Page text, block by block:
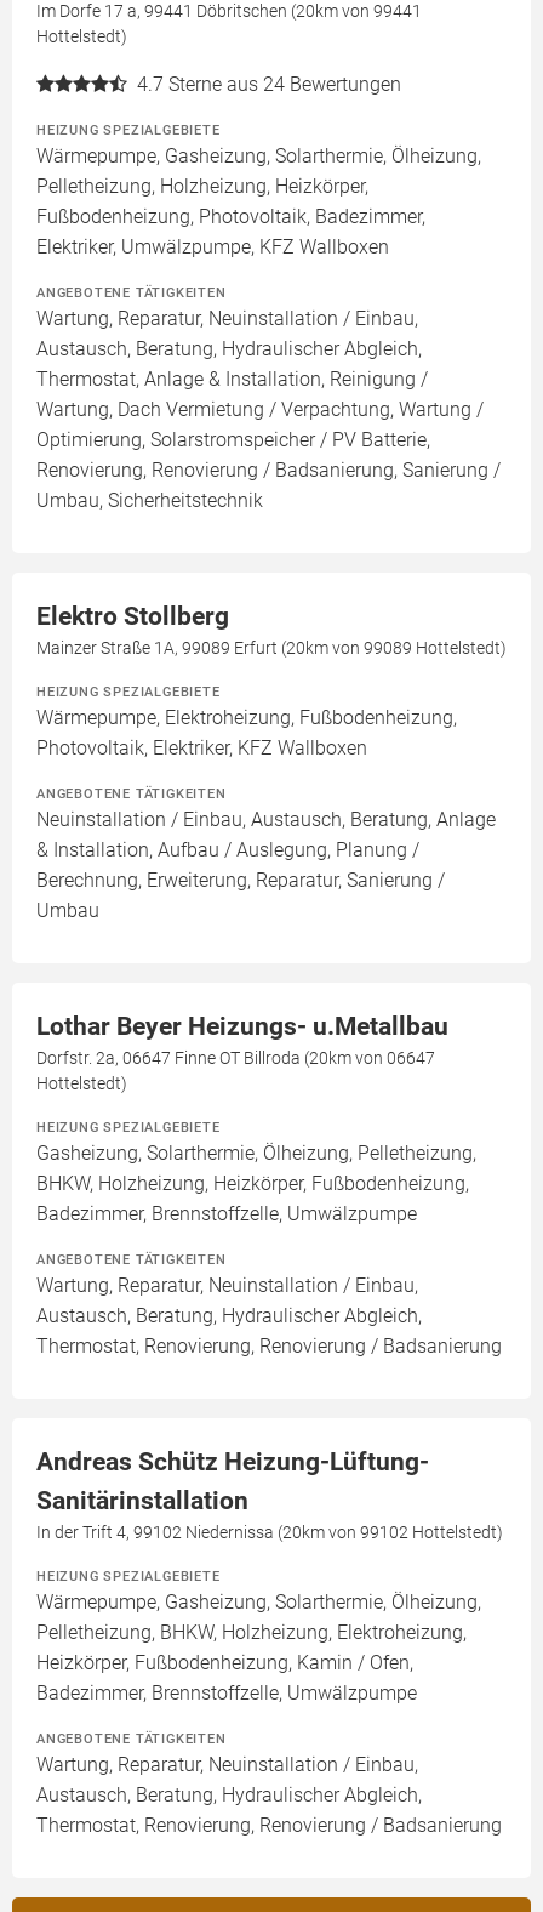
Im Dorfe 17 a, 99441 Döbritschen (20km von 99441
Hottelstedt)
4.7 Sterne aus 24 Bewertungen
HEIZUNG SPEZIALGEBIETE
Wärmepumpe, Gasheizung, Solarthermie, Ölheizung,
Pelletheizung, Holzheizung, Heizkörper,
Fußbodenheizung, Photovoltaik, Badezimmer,
Elektriker, Umwälzpumpe, KFZ Wallboxen
ANGEBOTENE TÄTIGKEITEN
Wartung, Reparatur, Neuinstallation / Einbau,
Austausch, Beratung, Hydraulischer Abgleich,
Thermostat, Anlage & Installation, Reinigung /
Wartung, Dach Vermietung / Verpachtung, Wartung /
Optimierung, Solarstromspeicher / PV Batterie,
Renovierung, Renovierung / Badsanierung, Sanierung /
Umbau, Sicherheitstechnik
Elektro Stollberg
Mainzer Straße 1A, 99089 Erfurt (20km von 99089 Hottelstedt)
HEIZUNG SPEZIALGEBIETE
Wärmepumpe, Elektroheizung, Fußbodenheizung,
Photovoltaik, Elektriker, KFZ Wallboxen
ANGEBOTENE TÄTIGKEITEN
Neuinstallation / Einbau, Austausch, Beratung, Anlage
& Installation, Aufbau / Auslegung, Planung /
Berechnung, Erweiterung, Reparatur, Sanierung /
Umbau
Lothar Beyer Heizungs- u.Metallbau
Dorfstr. 2a, 06647 Finne OT Billroda (20km von 06647
Hottelstedt)
HEIZUNG SPEZIALGEBIETE
Gasheizung, Solarthermie, Ölheizung, Pelletheizung,
BHKW, Holzheizung, Heizkörper, Fußbodenheizung,
Badezimmer, Brennstoffzelle, Umwälzpumpe
ANGEBOTENE TÄTIGKEITEN
Wartung, Reparatur, Neuinstallation / Einbau,
Austausch, Beratung, Hydraulischer Abgleich,
Thermostat, Renovierung, Renovierung / Badsanierung
Andreas Schütz Heizung-Lüftung-
Sanitärinstallation
In der Trift 4, 99102 Niedernissa (20km von 99102 Hottelstedt)
HEIZUNG SPEZIALGEBIETE
Wärmepumpe, Gasheizung, Solarthermie, Ölheizung,
Pelletheizung, BHKW, Holzheizung, Elektroheizung,
Heizkörper, Fußbodenheizung, Kamin / Ofen,
Badezimmer, Brennstoffzelle, Umwälzpumpe
ANGEBOTENE TÄTIGKEITEN
Wartung, Reparatur, Neuinstallation / Einbau,
Austausch, Beratung, Hydraulischer Abgleich,
Thermostat, Renovierung, Renovierung / Badsanierung